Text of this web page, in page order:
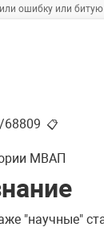
ошибку или
📋
МВАП
"научные"